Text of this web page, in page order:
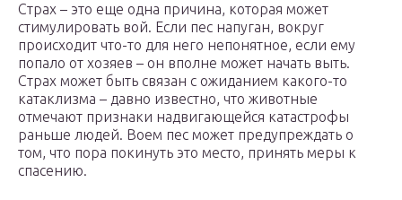
Страх – это еще одна причина, которая может
стимулировать вой. Если пес напуган, вокруг
происходит что-то для него непонятное, если ему
попало от хозяев – он вполне может начать выть.
Страх может быть связан с ожиданием какого-то
катаклизма – давно известно, что животные
отмечают признаки надвигающейся катастрофы
раньше людей. Воем пес может предупреждать о
том, что пора покинуть это место, принять меры к
спасению.